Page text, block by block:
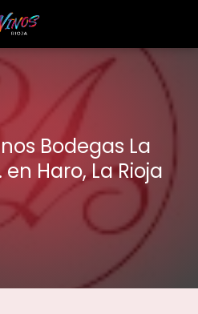
Bodegas La
en Haro, La Rioja